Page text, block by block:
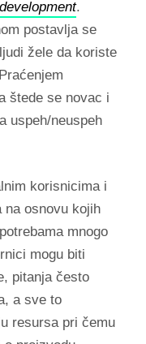
.
postavlja se
žele da koriste
štede se novac i
uspeh/neuspeh
korisnicima i
na osnovu kojih
mnogo
mogu biti
pitanja često
a sve to
resursa pri čemu